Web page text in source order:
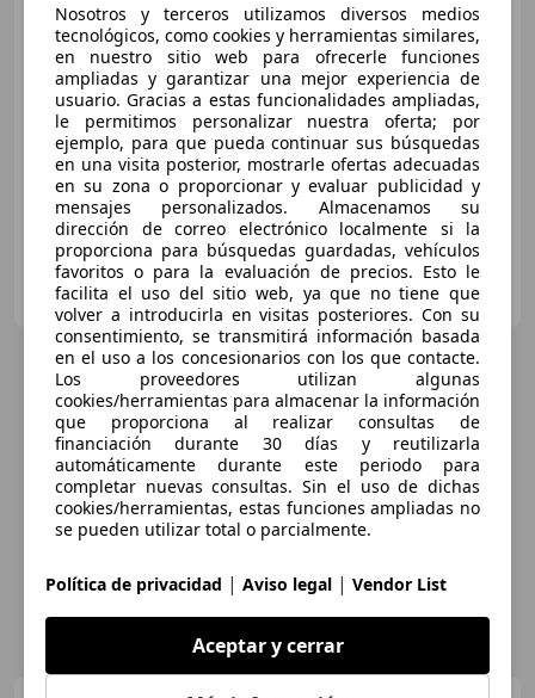
€ 20.900
Preciojusto
04/2022 51.800 km Eléctrico 150 kW (204 CV)
AUTO SPORT MORALEJA
ES-28939 ARROYOMOLINOS
Nosotros y terceros utilizamos diversos medios
tecnológicos, como cookies y herramientas similares,
en nuestro sitio web para ofrecerle funciones
ampliadas y garantizar una mejor experiencia de
usuario. Gracias a estas funcionalidades ampliadas,
le permitimos personalizar nuestra oferta; por
ejemplo, para que pueda continuar sus búsquedas
en una visita posterior, mostrarle ofertas adecuadas
en su zona o proporcionar y evaluar publicidad y
mensajes personalizados. Almacenamos su
dirección de correo electrónico localmente si la
proporciona para búsquedas guardadas, vehículos
favoritos o para la evaluación de precios. Esto le
facilita el uso del sitio web, ya que no tiene que
volver a introducirla en visitas posteriores. Con su
consentimiento, se transmitirá información basada
en el uso a los concesionarios con los que contacte.
Los proveedores utilizan algunas
cookies/herramientas para almacenar la información
que proporciona al realizar consultas de
financiación durante 30 días y reutilizarla
automáticamente durante este periodo para
completar nuevas consultas. Sin el uso de dichas
cookies/herramientas, estas funciones ampliadas no
se pueden utilizar total o parcialmente.
Política de privacidad | Aviso legal | Vendor List
Aceptar y cerrar